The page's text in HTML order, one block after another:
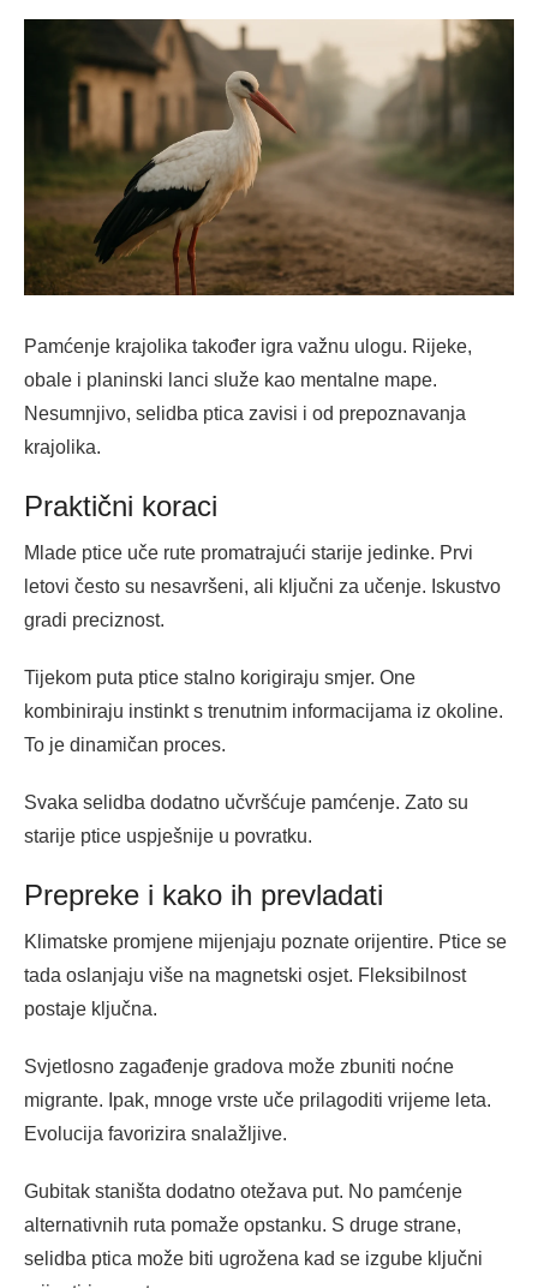
Pamćenje krajolika također igra važnu ulogu. Rijeke,
obale i planinski lanci služe kao mentalne mape.
Nesumnjivo, selidba ptica zavisi i od prepoznavanja
krajolika.
Praktični koraci
Mlade ptice uče rute promatrajući starije jedinke. Prvi
letovi često su nesavršeni, ali ključni za učenje. Iskustvo
gradi preciznost.
Tijekom puta ptice stalno korigiraju smjer. One
kombiniraju instinkt s trenutnim informacijama iz okoline.
To je dinamičan proces.
Svaka selidba dodatno učvršćuje pamćenje. Zato su
starije ptice uspješnije u povratku.
Prepreke i kako ih prevladati
Klimatske promjene mijenjaju poznate orijentire. Ptice se
tada oslanjaju više na magnetski osjet. Fleksibilnost
postaje ključna.
Svjetlosno zagađenje gradova može zbuniti noćne
migrante. Ipak, mnoge vrste uče prilagoditi vrijeme leta.
Evolucija favorizira snalažljive.
Gubitak staništa dodatno otežava put. No pamćenje
alternativnih ruta pomaže opstanku. S druge strane,
selidba ptica može biti ugrožena kad se izgube ključni